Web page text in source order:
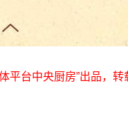
平台中央厨房”出品，